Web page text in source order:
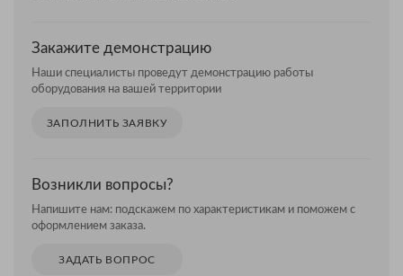
Закажите демонстрацию
Наши специалисты проведут демонстрацию работы
оборудования на вашей территории
ЗАПОЛНИТЬ ЗАЯВКУ
Возникли вопросы?
Напишите нам: подскажем по характеристикам и поможем с
оформлением заказа.
ЗАДАТЬ ВОПРОС